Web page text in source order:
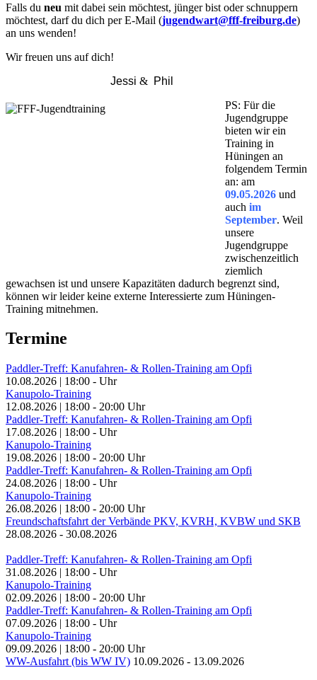
Falls du neu mit dabei sein möchtest, jünger bist oder schnuppern
möchtest, darf du dich per E-Mail (jugendwart@fff-freiburg.de)
an uns wenden!
Wir freuen uns auf dich!
Jessi & Phil
PS: Für die
Jugendgruppe
bieten wir ein
Training in
Hüningen an
folgendem Termin
an: am
09.05.2026 und
auch im
September. Weil
unsere
Jugendgruppe
zwischenzeitlich
ziemlich
gewachsen ist und unsere Kapazitäten dadurch begrenzt sind,
können wir leider keine externe Interessierte zum Hüningen-
Training mitnehmen.
Termine
Paddler-Treff: Kanufahren- & Rollen-Training am Opfi
10.08.2026 | 18:00 - Uhr
Kanupolo-Training
12.08.2026 | 18:00 - 20:00 Uhr
Paddler-Treff: Kanufahren- & Rollen-Training am Opfi
17.08.2026 | 18:00 - Uhr
Kanupolo-Training
19.08.2026 | 18:00 - 20:00 Uhr
Paddler-Treff: Kanufahren- & Rollen-Training am Opfi
24.08.2026 | 18:00 - Uhr
Kanupolo-Training
26.08.2026 | 18:00 - 20:00 Uhr
Freundschaftsfahrt der Verbände PKV, KVRH, KVBW und SKB
28.08.2026 - 30.08.2026
Paddler-Treff: Kanufahren- & Rollen-Training am Opfi
31.08.2026 | 18:00 - Uhr
Kanupolo-Training
02.09.2026 | 18:00 - 20:00 Uhr
Paddler-Treff: Kanufahren- & Rollen-Training am Opfi
07.09.2026 | 18:00 - Uhr
Kanupolo-Training
09.09.2026 | 18:00 - 20:00 Uhr
WW-Ausfahrt (bis WW IV) 10.09.2026 - 13.09.2026